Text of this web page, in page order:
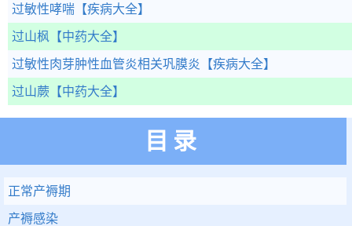
过敏性哮喘 【疾病大全】
过山枫 【中药大全】
过敏性肉芽肿性血管炎相关巩膜炎 【疾病大全】
过山蕨 【中药大全】
目录
正常产褥期
产褥感染